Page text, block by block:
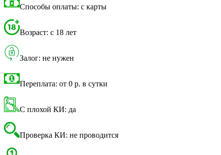
Способы оплаты: с карты
Возраст: с 18 лет
Залог: не нужен
Переплата: от 0 р. в сутки
С плохой КИ: да
Проверка КИ: не проводится